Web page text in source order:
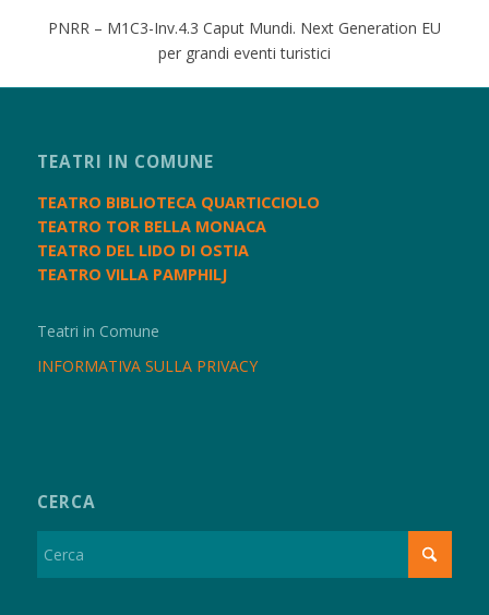
PNRR – M1C3-Inv.4.3 Caput Mundi. Next Generation EU
per grandi eventi turistici
TEATRI IN COMUNE
TEATRO BIBLIOTECA QUARTICCIOLO
TEATRO TOR BELLA MONACA
TEATRO DEL LIDO DI OSTIA
TEATRO VILLA PAMPHILJ
Teatri in Comune
INFORMATIVA SULLA PRIVACY
CERCA